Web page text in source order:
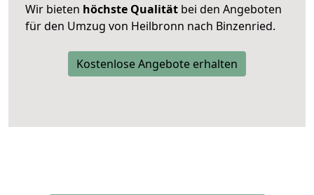
Wir bieten höchste Qualität bei den Angeboten
für den Umzug von Heilbronn nach Binzenried.
Kostenlose Angebote erhalten